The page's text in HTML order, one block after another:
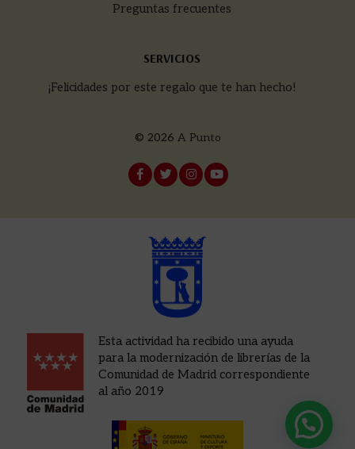
Preguntas frecuentes
SERVICIOS
¡Felicidades por este regalo que te han hecho!
© 2026 A Punto
Esta actividad ha recibido una ayuda
para la modernización de librerías de la
Comunidad de Madrid correspondiente
al año 2019